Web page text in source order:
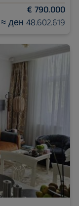
€ 790.000
≈ ден 48.602.619